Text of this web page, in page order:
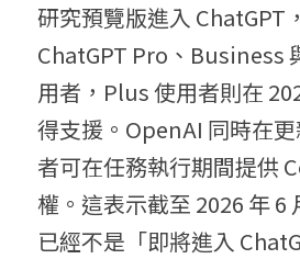
研究預覽版進入 ChatGPT
ChatGPT Pro、Business
用者，Plus 使用者則在
得支援。OpenAI 同時在
者可在任務執行期間提供
權。這表示截至 2026 年 6
已經不是「即將進入